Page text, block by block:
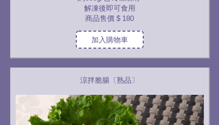
解凍後即可食用
商品售價 $ 180
加入購物車
涼拌脆腸〔熟品〕